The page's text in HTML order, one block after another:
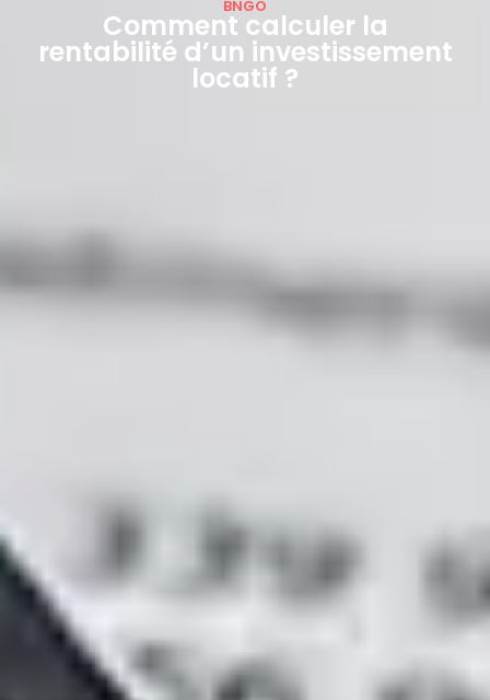
BNGO
Comment calculer la
rentabilité d’un investissement
locatif ?